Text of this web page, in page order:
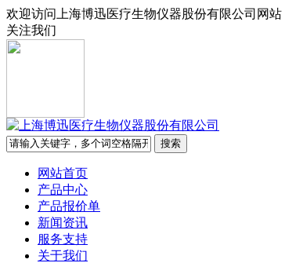
欢迎访问上海博迅医疗生物仪器股份有限公司网站
关注我们
网站首页
产品中心
产品报价单
新闻资讯
服务支持
关于我们